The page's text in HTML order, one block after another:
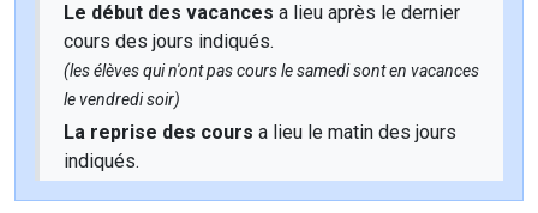
Le début des vacances a lieu après le dernier
cours des jours indiqués.
(les élèves qui n'ont pas cours le samedi sont en vacances
le vendredi soir)
La reprise des cours a lieu le matin des jours
indiqués.